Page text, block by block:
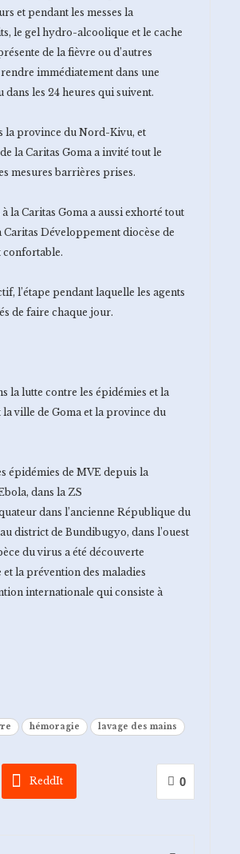
et pendant les messes la
le gel hydro-alcoolique et le cache
de la fièvre ou d’autres
immédiatement dans une
les 24 heures qui suivent.
la province du Nord-Kivu, et
la Caritas Goma a invité tout le
mesures barrières prises.
la Caritas Goma a aussi exhorté tout
Développement diocèse de
confortable.
l’étape pendant laquelle les agents
de faire chaque jour.
la lutte contre les épidémies et la
ville de Goma et la province du
épidémies de MVE depuis la
dans la ZS
dans l’ancienne République du
district de Bundibugyo, dans l’ouest
du virus a été découverte
la prévention des maladies
internationale qui consiste à
hémoragie
lavage des mains
0
ReddIt